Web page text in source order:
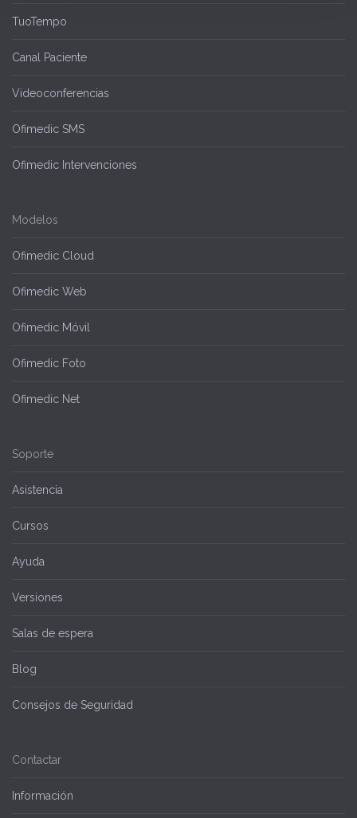
TuoTempo
Canal Paciente
Videoconferencias
Ofimedic SMS
Ofimedic Intervenciones
Modelos
Ofimedic Cloud
Ofimedic Web
Ofimedic Móvil
Ofimedic Foto
Ofimedic Net
Soporte
Asistencia
Cursos
Ayuda
Versiones
Salas de espera
Blog
Consejos de Seguridad
Contactar
Información